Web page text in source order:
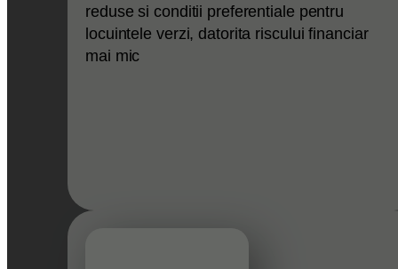
reduse si conditii preferentiale pentru
locuintele verzi, datorita riscului financiar
mai mic